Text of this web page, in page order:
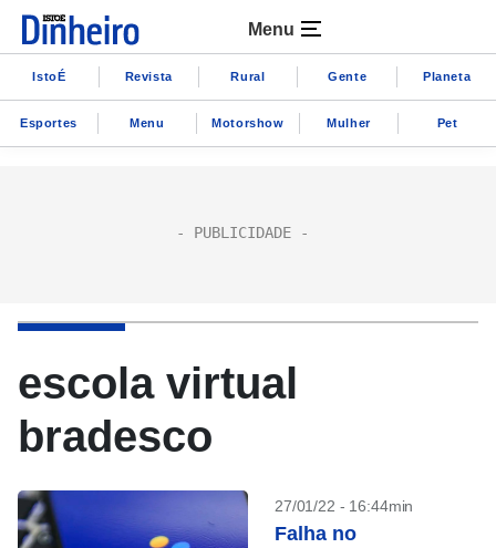
Menu
IstoÉ Revista Rural Gente Planeta
Esportes Menu Motorshow Mulher Pet
escola virtual
bradesco
27/01/22 - 16:44min
Falha no